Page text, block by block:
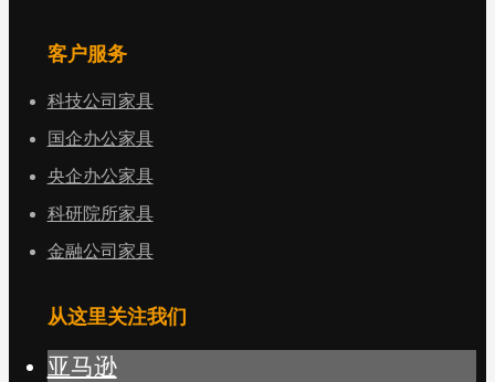
客户服务
科技公司家具
国企办公家具
央企办公家具
科研院所家具
金融公司家具
从这里关注我们
亚马逊